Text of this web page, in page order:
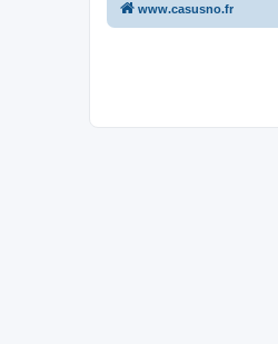
www.casusno.fr